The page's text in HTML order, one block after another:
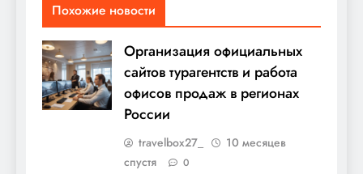
Похожие новости
Организация официальных
сайтов турагентств и работа
офисов продаж в регионах
России
travelbox27_
10 месяцев
спустя
0